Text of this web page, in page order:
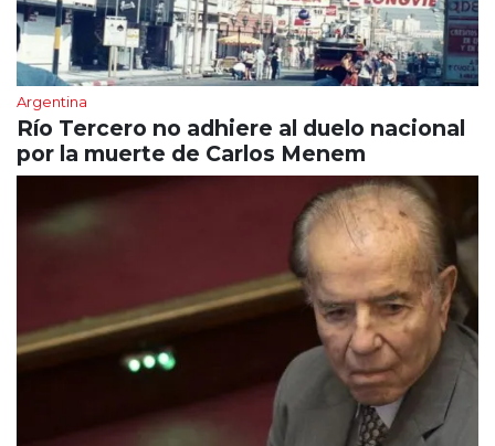
Argentina
Río Tercero no adhiere al duelo nacional
por la muerte de Carlos Menem